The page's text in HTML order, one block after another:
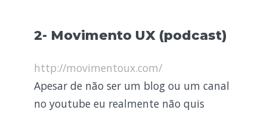
2- Movimento UX (podcast)
http://movimentoux.com/
Apesar de não ser um blog ou um canal
no youtube eu realmente não quis